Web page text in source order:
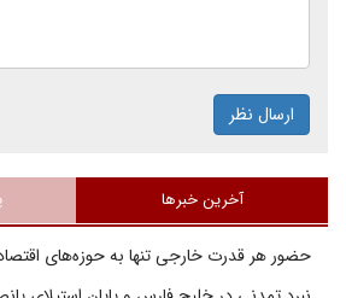
ارسال نظر
آخرین خبرها
حضور هر قدرت خارجی تنها به حوزه‌های